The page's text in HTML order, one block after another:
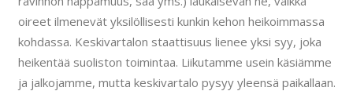
oireet ilmenevät yksilöllisesti kunkin kehon heikoimmassa
kohdassa. Keskivartalon staattisuus lienee yksi syy, joka
heikentää suoliston toimintaa. Liikutamme usein käsiämme
ja jalkojamme, mutta keskivartalo pysyy yleensä paikallaan.